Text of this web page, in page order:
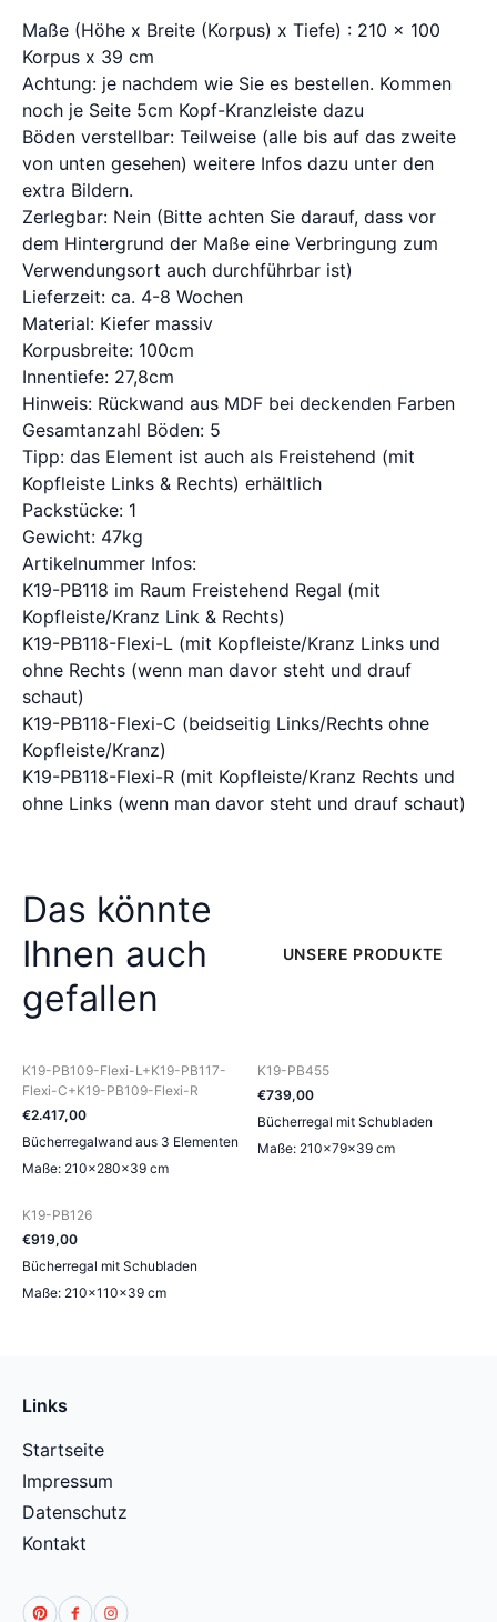
Maße (Höhe x Breite (Korpus) x Tiefe) : 210 x 100
Korpus x 39 cm
Achtung: je nachdem wie Sie es bestellen. Kommen
noch je Seite 5cm Kopf-Kranzleiste dazu
Böden verstellbar: Teilweise (alle bis auf das zweite
von unten gesehen) weitere Infos dazu unter den
extra Bildern.
Zerlegbar: Nein (Bitte achten Sie darauf, dass vor
dem Hintergrund der Maße eine Verbringung zum
Verwendungsort auch durchführbar ist)
Lieferzeit: ca. 4-8 Wochen
Material: Kiefer massiv
Korpusbreite: 100cm
Innentiefe: 27,8cm
Hinweis: Rückwand aus MDF bei deckenden Farben
Gesamtanzahl Böden: 5
Tipp: das Element ist auch als Freistehend (mit
Kopfleiste Links & Rechts) erhältlich
Packstücke: 1
Gewicht: 47kg
Artikelnummer Infos:
K19-PB118 im Raum Freistehend Regal (mit
Kopfleiste/Kranz Link & Rechts)
K19-PB118-Flexi-L (mit Kopfleiste/Kranz Links und
ohne Rechts (wenn man davor steht und drauf
schaut)
K19-PB118-Flexi-C (beidseitig Links/Rechts ohne
Kopfleiste/Kranz)
K19-PB118-Flexi-R (mit Kopfleiste/Kranz Rechts und
ohne Links (wenn man davor steht und drauf schaut)
Das könnte
Ihnen auch
gefallen
UNSERE PRODUKTE
K19-PB109-Flexi-L+K19-PB117-
Flexi-C+K19-PB109-Flexi-R
€2.417,00
Bücherregalwand aus 3 Elementen
Maße: 210×280×39 cm
K19-PB455
€739,00
Bücherregal mit Schubladen
Maße: 210×79×39 cm
K19-PB126
€919,00
Bücherregal mit Schubladen
Maße: 210×110×39 cm
Links
Startseite
Impressum
Datenschutz
Kontakt